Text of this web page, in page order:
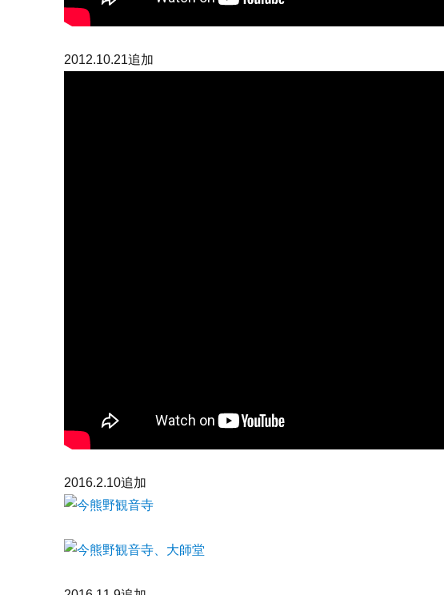
2012.10.21追加
2016.2.10追加